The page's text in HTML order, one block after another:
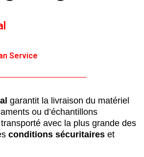
Service
garantit la livraison du matériel
ou d’échantillons
avec la plus grande des
conditions sécuritaires et